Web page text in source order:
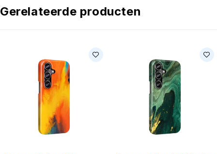
Gerelateerde producten